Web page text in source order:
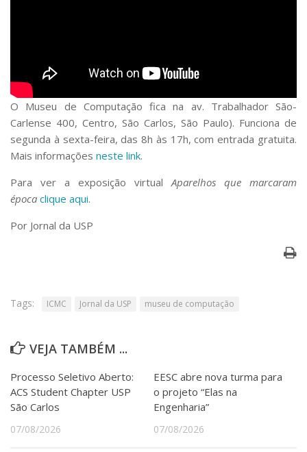
O Museu de Computação fica na av. Trabalhador São-
Carlense 400, Centro, São Carlos, São Paulo). Funciona de
segunda à sexta-feira, das 8h às 17h, com entrada gratuita.
Mais informações neste link.
Para ver a exposição virtual Aparelhos que marcaram
época clique aqui.
Por Jornal da USP
Tags: ICMC Jornal da USP museu de computação
VEJA TAMBÉM ...
Processo Seletivo Aberto:
ACS Student Chapter USP
São Carlos
07/08/2026
EESC abre nova turma para
o projeto “Elas na
Engenharia”
07/08/2026